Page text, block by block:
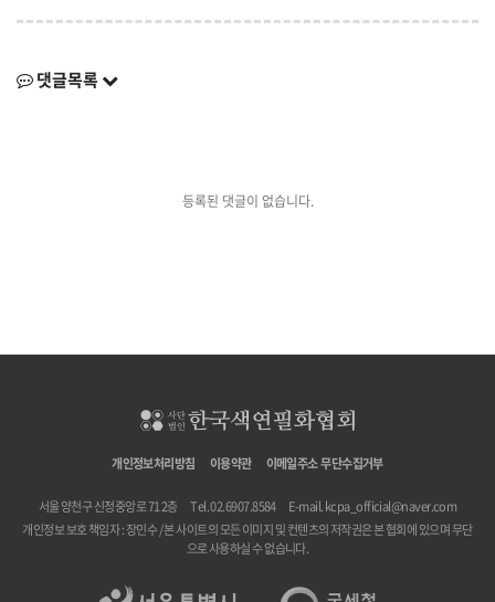
댓글목록
등록된 댓글이 없습니다.
개인정보처리방침 이용약관 이메일주소 무단수집거부
서울 양천구 신정중앙로 71 2층 Tel. 02.6907.8584 E-mail.kcpa_official@naver.com
개인정보 보호 책임자 : 장민수 / 본 사이트의 모든 이미지 및 컨텐츠의 저작권은 본 협회에 있으며 무단
으로 사용하실 수 없습니다.